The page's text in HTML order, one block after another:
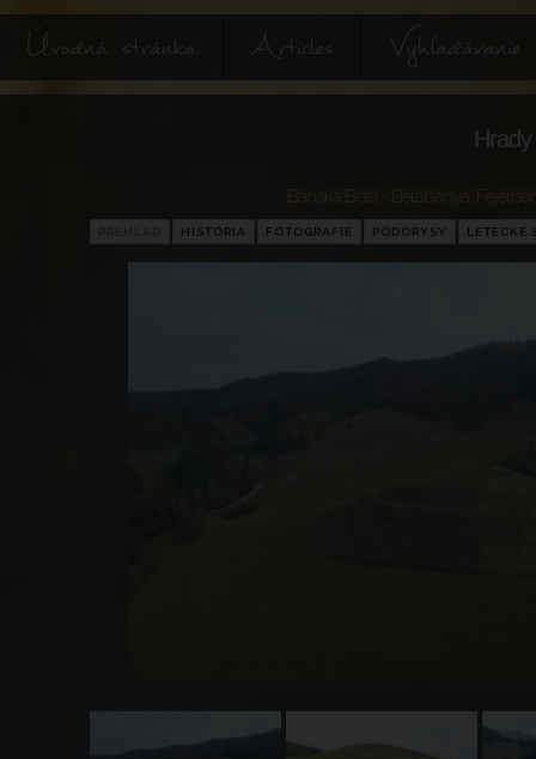
Úvodná stránka Articles Vyhľadávanie
HISTÓRIA FOTOGRAFIE PÔDORYSY LETECKÉ